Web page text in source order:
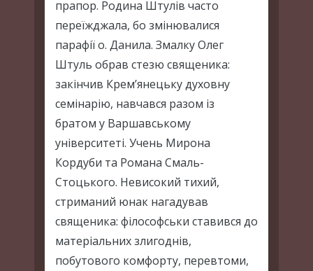
прапор. Родина Штулів часто
переїжджала, бо змінювалися
парафії о. Данила. Змалку Олег
Штуль обрав стезю священика:
закінчив Крем’янецьку духовну
семінарію, навчався разом із
братом у Варшавському
університеті. Учень Мирона
Кордуби та Романа Смаль-
Стоцького. Невисокий тихий,
стриманий юнак нагадував
священика: філософськи ставився до
матеріальних злигоднів,
побутового комфорту, перевтоми,